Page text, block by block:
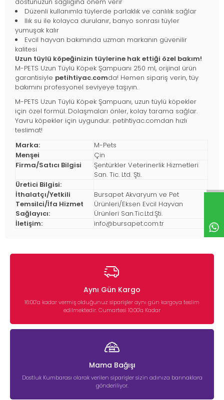
Düzenli kullanımla tüylerde parlaklık ve canlılık sağlar
Ilık su ile kolayca durulanır, banyo sonrası tüyler
yumuşak kalır
Evcil hayvan bakımında uzman markanın güvenilir
kalitesi
Uzun tüylü köpeğinizin tüylerine hak ettiği özel bakım!
M-PETS Uzun Tüylü Köpek Şampuanı 250 ml, orijinal ürün
garantisiyle petihtiyac.comda! Hemen sipariş verin, tüy
bakımını profesyonel seviyeye taşıyın.
M-PETS Uzun Tüylü Köpek Şampuanı, uzun tüylü köpekler
için özel formül. Dolaşmaları önler, kolay tarama sağlar.
Yavru köpekler için uygundur. petihtiyac.comdan hızlı
teslimat!
Marka:
M-Pets
Menşei
Çin
Firma/Satıcı Bilgisi
Şentürkler Veterinerlik Hizmetleri
San. Tic. Ltd. Şti.
Üretici Bilgisi:
İthalatçı/Yetkili
Temsilci/İfa Hizmet
Sağlayıcı:
Bursapet Akvaryum ve Pet
Ürünleri/Eksen Evcil Hayvan
Ürünleri San.Tic.Ltd.Şti.
İletişim:
info@bursapet.com.tr
Aynı Gün Kargo
16:00’a kadar vermiş olduğunuz siparişler aynı gün kargoya teslim
edilmektedir. Cumartesi 10:00'a Kadar
Mama Bağışı
Dostluk Kumbarası olarak verilen siparişler sizin adınıza barınaklara
gönderiliyor.